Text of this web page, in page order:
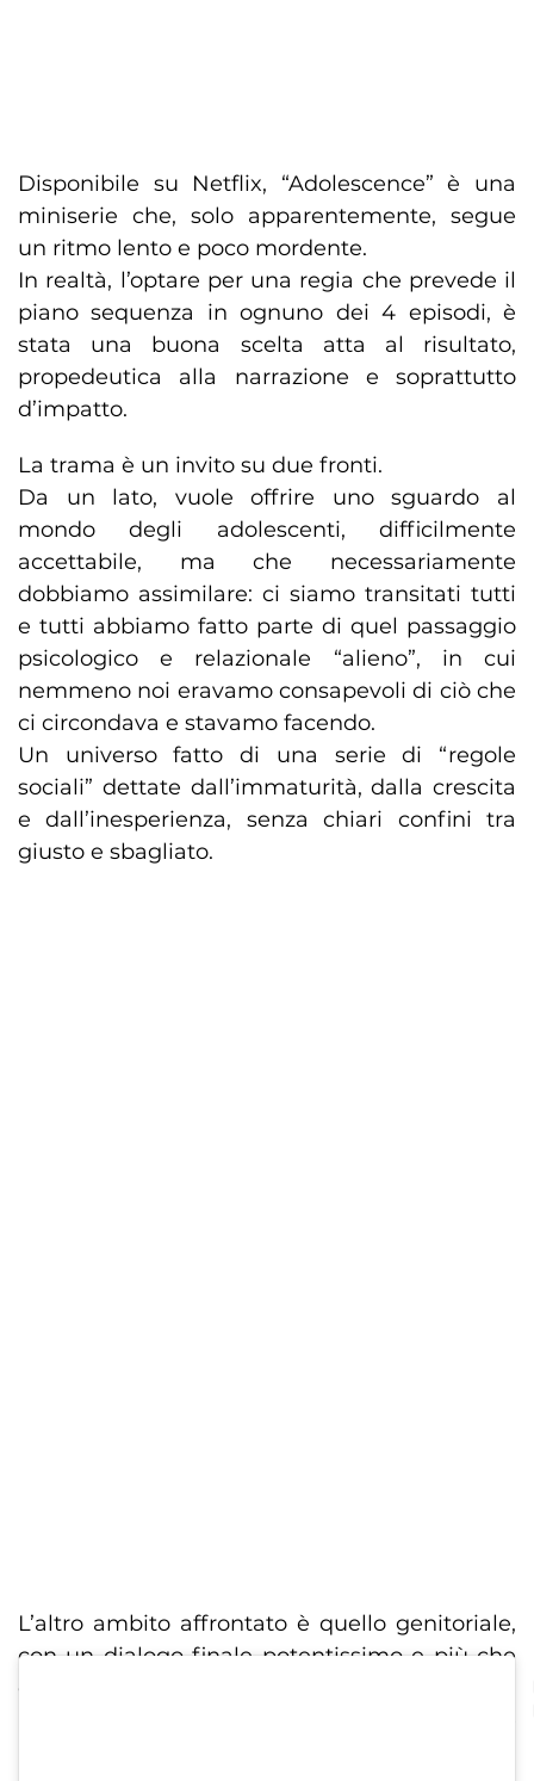
Disponibile su Netflix, “Adolescence” è una
miniserie che, solo apparentemente, segue
un ritmo lento e poco mordente.
In realtà, l’optare per una regia che prevede il
piano sequenza in ognuno dei 4 episodi, è
stata una buona scelta atta al risultato,
propedeutica alla narrazione e soprattutto
d’impatto.
La trama è un invito su due fronti.
Da un lato, vuole offrire uno sguardo al
mondo degli adolescenti, difficilmente
accettabile, ma che necessariamente
dobbiamo assimilare: ci siamo transitati tutti
e tutti abbiamo fatto parte di quel passaggio
psicologico e relazionale “alieno”, in cui
nemmeno noi eravamo consapevoli di ciò che
ci circondava e stavamo facendo.
Un universo fatto di una serie di “regole
sociali” dettate dall’immaturità, dalla crescita
e dall’inesperienza, senza chiari confini tra
giusto e sbagliato.
L’altro ambito affrontato è quello genitoriale,
con un dialogo finale potentissimo e più che
esplicativo.